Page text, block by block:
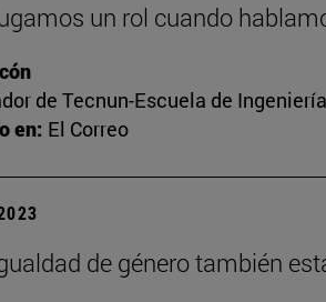
un rol cuando
de Tecnun-Escuela de Ingeniería
en: El Correo
de género también